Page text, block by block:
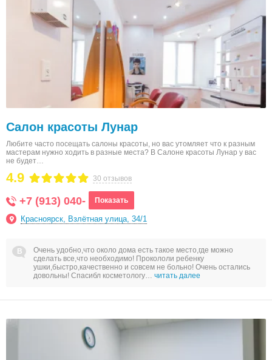
Салон красоты Лунар
Любите часто посещать салоны красоты, но вас утомляет что к разным
мастерам нужно ходить в разные места? В Салоне красоты Лунар у вас
не будет…
30 отзывов
4.9
+7 (913) 040- Показать
Красноярск, Взлётная улица, 34/1
Очень удобно,что около дома есть такое место,где можно
сделать все,что необходимо! Прокололи ребенку
ушки,быстро,качественно и совсем не больно! Очень остались
довольны! Спасибл косметологу… читать далее